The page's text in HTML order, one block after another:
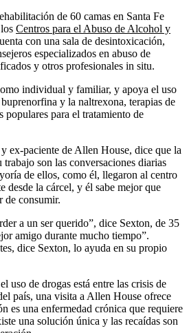
de 60 camas en Santa Fe
Centros para el Abuso de Alcohol y
con una sala de desintoxicación,
especializados en abuso de
y otros profesionales in situ.
individual y familiar, y apoya el uso
y la naltrexona, terapias de
populares para el tratamiento de
ex-paciente de Allen House, dice que la
trabajo son las conversaciones diarias
de ellos, como él, llegaron al centro
desde la cárcel, y él sabe mejor que
de consumir.
a un ser querido”, dice Sexton, de 35
amigo durante mucho tiempo”.
dice Sexton, lo ayuda en su propio
uso de drogas está entre las crisis de
país, una visita a Allen House ofrece
es una enfermedad crónica que requiere
una solución única y las recaídas son